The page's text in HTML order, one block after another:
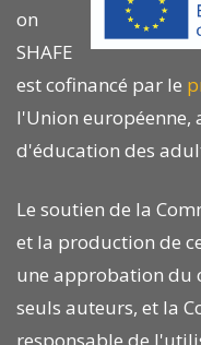
on
SHAFE
est cofinancé par le
l'Union européenne,
d'éducation des
Le soutien de la
et la production de
une approbation du
seuls auteurs, et la